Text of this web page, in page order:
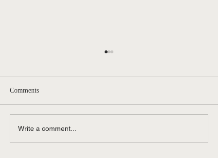
Comments
Write a comment...